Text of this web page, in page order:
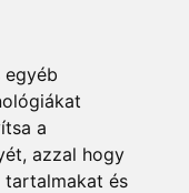
a
azzal hogy
és